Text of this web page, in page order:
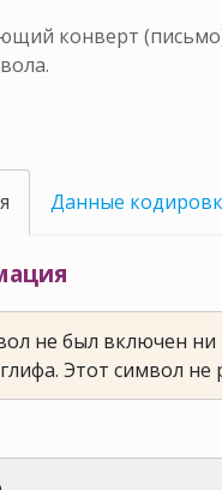
конверт
Данные
не был включен
Этот символ